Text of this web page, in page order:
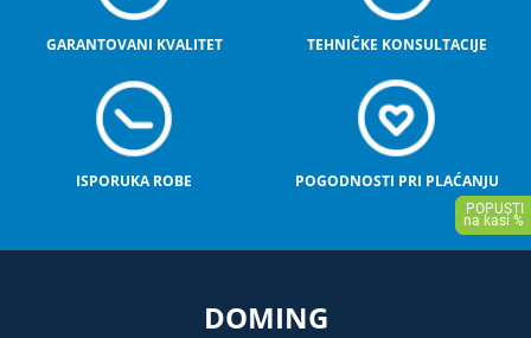
GARANTOVANI KVALITET TEHNIČKE KONSULTACIJE
ISPORUKA ROBE POGODNOSTI PRI PLAĆANJU
DOMING